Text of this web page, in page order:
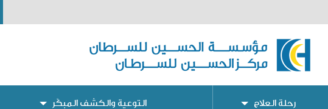
رحلة العلاج التوعية والكشف المبكّر